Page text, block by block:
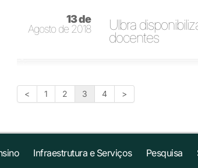
13 de
Agosto de 2018
Ulbra
docentes
< 1 2 3 4 >
Infraestrutura e Serviços Pesquisa